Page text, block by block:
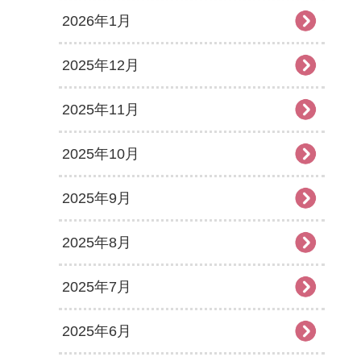
2026年1月
2025年12月
2025年11月
2025年10月
2025年9月
2025年8月
2025年7月
2025年6月